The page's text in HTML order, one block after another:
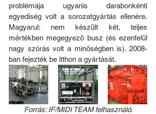
problémája ugyanis darabonkénti
egyediség volt a sorozatgyártás ellenére.
Magyarul: nem készült két, teljes
mértékben megegyező busz (és ezenfelül
nagy szórás volt a minőségben is). 2008-
ban fejezték be itthon a gyártását.
Forrás: IF/MIDI TEAM felhasználó.